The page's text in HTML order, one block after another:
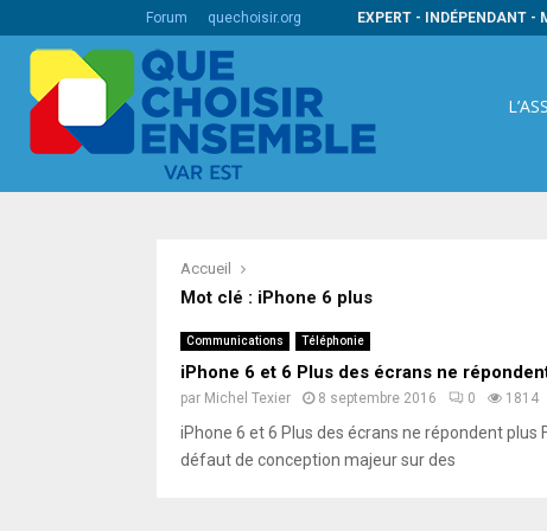
Forum quechoisir.org EXPERT - INDÉPENDANT -
barres internationaux
Accueil
Mot clé : iPhone 6 plus
Communications Téléphonie
iPhone 6 et 6 Plus des écrans ne
par Michel Texier 8 septembre 2016 0 1814
iPhone 6 et 6 Plus des écrans ne répondent plus
défaut de conception majeur sur des